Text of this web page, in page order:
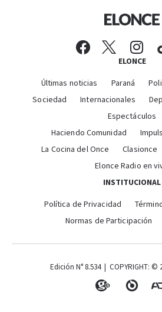
ELONCE
Últimas noticias Paraná
Sociedad
Internacionales
Espectáculos
Haciendo Comunidad
La Cocina del Once
Clasionce
Elonce Radio en
INSTITUCIONAL
Política de Privacidad
Normas de Participación
Edición N° 8.534 | COPYRIGHT: ©